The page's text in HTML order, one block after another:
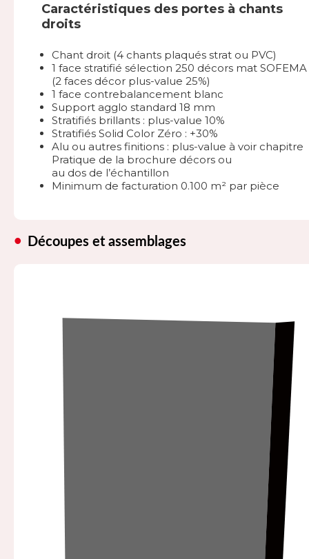
Caractéristiques des portes à chants
droits
Chant droit (4 chants plaqués strat ou PVC)
1 face stratifié sélection 250 décors mat SOFEMA
(2 faces décor plus-value 25%)
1 face contrebalancement blanc
Support agglo standard 18 mm
Stratifiés brillants : plus-value 10%
Stratifiés Solid Color Zéro : +30%
Alu ou autres finitions : plus-value à voir chapitre
Pratique de la brochure décors ou
au dos de l’échantillon
Minimum de facturation 0.100 m² par pièce
Découpes et assemblages